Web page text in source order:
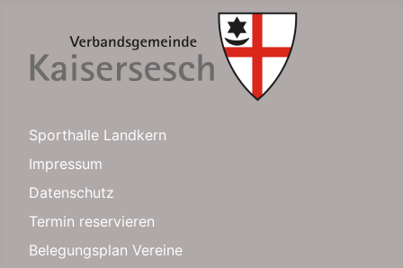
Sporthalle Landkern
Impressum
Datenschutz
Termin reservieren
Belegungsplan Vereine